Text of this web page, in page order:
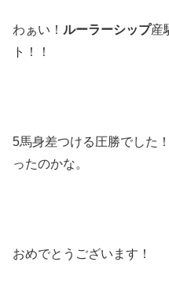
わぁい！ ルーラーシップ産
ト！！
5馬身差つける圧勝でした
ったのかな。
おめでとうございます！